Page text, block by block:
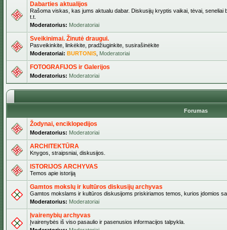
Dabarties aktualijos
Rašoma viskas, kas jums aktualu dabar. Diskusijų kryptis vaikai, tėvai, seneliai
t.t.
Moderatorius: Moderatoriai
Sveikinimai. Žinutė draugui.
Pasveikinkite, linkėkite, pradžiuginkite, susirašinėkite
Moderatoriai: BURTONIS Moderatoriai
FOTOGRAFIJOS ir Galerijos
Moderatorius: Moderatoriai
Forumas
Žodynai, enciklopedijos
Moderatorius: Moderatoriai
ARCHITEKTŪRA
Knygos, straipsniai, diskusijos.
ISTORIJOS ARCHYVAS
Temos apie istoriją
Gamtos mokslų ir kultūros diskusijų archyvas
Gamtos mokslams ir kultūros diskusijoms priskiriamos temos, kurios įdomios
Moderatorius: Moderatoriai
Įvairenybių archyvas
Įvairenybės iš viso pasaulio ir pasenusios informacijos talpykla.